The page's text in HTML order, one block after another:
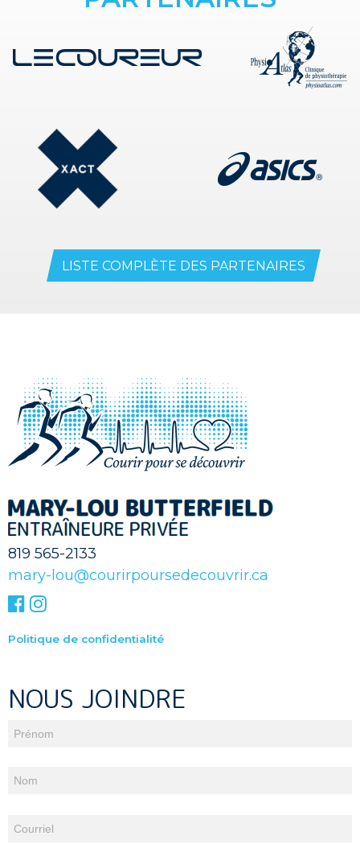
LISTE COMPLÈTE DES PARTENAIRES
819 565-2133
mary-lou@courirpoursedecouvrir.ca
Politique de confidentialité
NOUS JOINDRE